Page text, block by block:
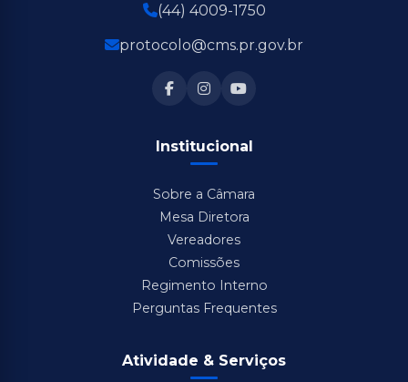
(44) 4009-1750
protocolo@cms.pr.gov.br
Institucional
Sobre a Câmara
Mesa Diretora
Vereadores
Comissões
Regimento Interno
Perguntas Frequentes
Atividade & Serviços